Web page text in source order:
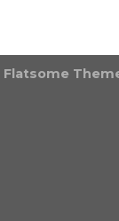
Flatsome